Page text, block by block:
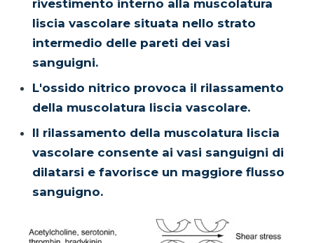
rivestimento interno alla muscolatura
liscia vascolare situata nello strato
intermedio delle pareti dei vasi
sanguigni.
L'ossido nitrico provoca il rilassamento
della muscolatura liscia vascolare.
Il rilassamento della muscolatura liscia
vascolare consente ai vasi sanguigni di
dilatarsi e favorisce un maggiore flusso
sanguigno.